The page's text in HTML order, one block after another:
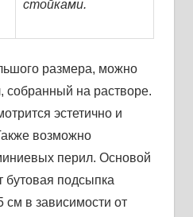
стойками.
размера, можно
собранный на растворе.
эстетично и
возможно
перил. Основой
бутовая подсыпка
см в зависимости от